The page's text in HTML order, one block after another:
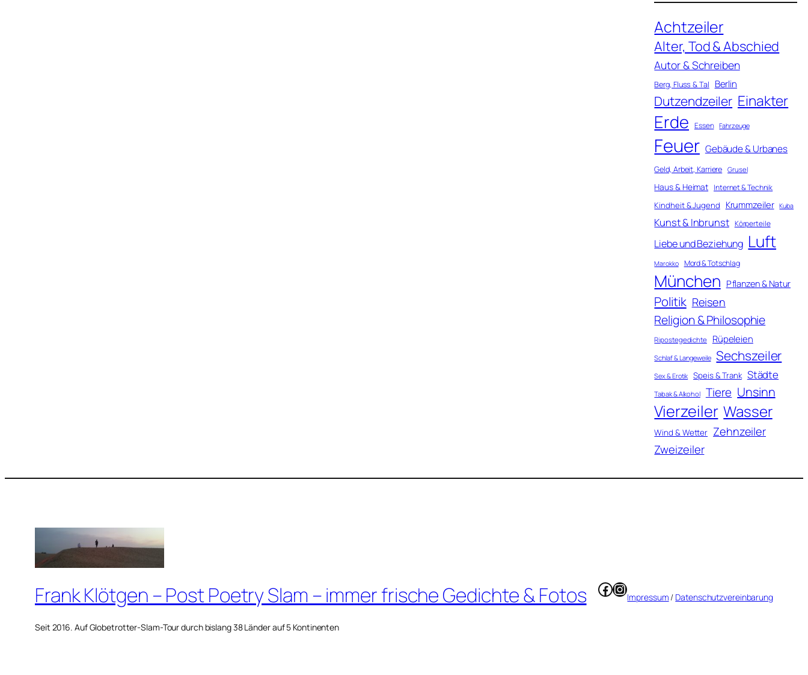
Achtzeiler
Alter, Tod & Abschied
Autor & Schreiben
Berg, Fluss & Tal Berlin
Dutzendzeiler Einakter
Erde Essen Fahrzeuge
Feuer Gebäude & Urbanes
Geld, Arbeit, Karriere Grusel
Haus & Heimat Internet & Technik
Kindheit & Jugend Krummzeiler Kuba
Kunst & Inbrunst Körperteile
Liebe und Beziehung Luft
Marokko Mord & Totschlag
München Pflanzen & Natur
Politik Reisen
Religion & Philosophie
Ripostegedichte Rüpeleien
Schlaf & Langeweile Sechszeiler
Sex & Erotik Speis & Trank Städte
Tabak & Alkohol Tiere Unsinn
Vierzeiler Wasser
Wind & Wetter Zehnzeiler
Zweizeiler
Frank Klötgen – Post Poetry Slam – immer frische Gedichte & Fotos
Seit 2016. Auf Globetrotter-Slam-Tour durch bislang 38 Länder auf 5 Kontinenten
Facebook
Instagram
Impressum / Datenschutzvereinbarung